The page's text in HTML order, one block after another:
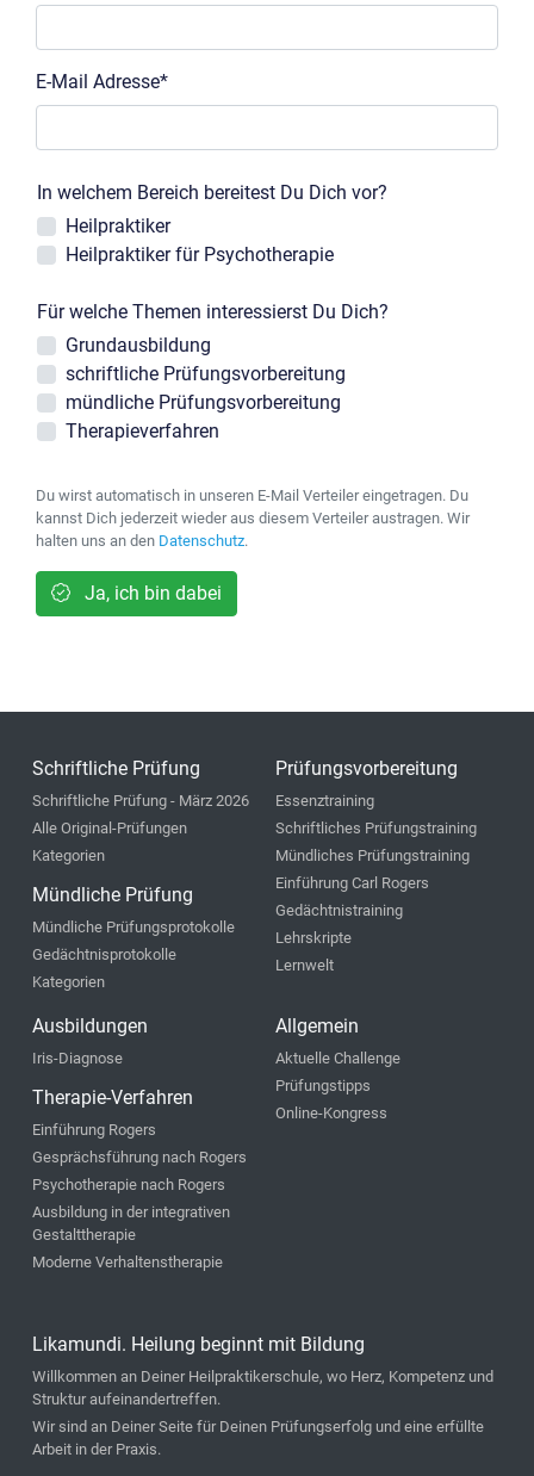
E-Mail Adresse*
In welchem Bereich bereitest Du Dich vor?
Heilpraktiker
Heilpraktiker für Psychotherapie
Für welche Themen interessierst Du Dich?
Grundausbildung
schriftliche Prüfungsvorbereitung
mündliche Prüfungsvorbereitung
Therapieverfahren
Du wirst automatisch in unseren E-Mail Verteiler eingetragen. Du
kannst Dich jederzeit wieder aus diesem Verteiler austragen. Wir
halten uns an den Datenschutz.
Ja, ich bin dabei
Schriftliche Prüfung
Schriftliche Prüfung - März 2026
Alle Original-Prüfungen
Kategorien
Mündliche Prüfung
Mündliche Prüfungsprotokolle
Gedächtnisprotokolle
Kategorien
Prüfungsvorbereitung
Essenztraining
Schriftliches Prüfungstraining
Mündliches Prüfungstraining
Einführung Carl Rogers
Gedächtnistraining
Lehrskripte
Lernwelt
Ausbildungen
Iris-Diagnose
Therapie-Verfahren
Einführung Rogers
Gesprächsführung nach Rogers
Psychotherapie nach Rogers
Ausbildung in der integrativen
Gestalttherapie
Moderne Verhaltenstherapie
Allgemein
Aktuelle Challenge
Prüfungstipps
Online-Kongress
Likamundi. Heilung beginnt mit Bildung
Willkommen an Deiner Heilpraktikerschule, wo Herz, Kompetenz und
Struktur aufeinandertreffen.
Wir sind an Deiner Seite für Deinen Prüfungserfolg und eine erfüllte
Arbeit in der Praxis.